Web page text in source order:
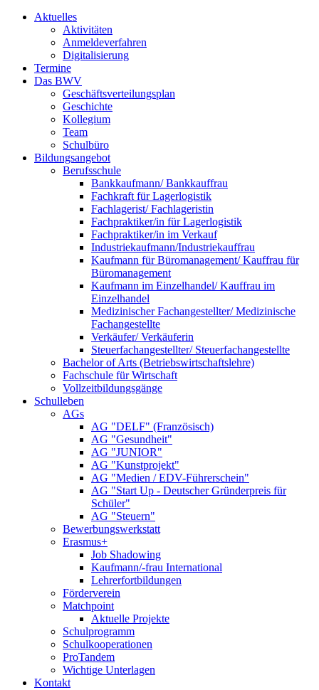
Aktuelles
Aktivitäten
Anmeldeverfahren
Digitalisierung
Termine
Das BWV
Geschäftsverteilungsplan
Geschichte
Kollegium
Team
Schulbüro
Bildungsangebot
Berufsschule
Bankkaufmann/ Bankkauffrau
Fachkraft für Lagerlogistik
Fachlagerist/ Fachlageristin
Fachpraktiker/in für Lagerlogistik
Fachpraktiker/in im Verkauf
Industriekaufmann/Industriekauffrau
Kaufmann für Büromanagement/ Kauffrau für
Büromanagement
Kaufmann im Einzelhandel/ Kauffrau im
Einzelhandel
Medizinischer Fachangestellter/ Medizinische
Fachangestellte
Verkäufer/ Verkäuferin
Steuerfachangestellter/ Steuerfachangestellte
Bachelor of Arts (Betriebswirtschaftslehre)
Fachschule für Wirtschaft
Vollzeitbildungsgänge
Schulleben
AGs
AG "DELF" (Französisch)
AG "Gesundheit"
AG "JUNIOR"
AG "Kunstprojekt"
AG "Medien / EDV-Führerschein"
AG "Start Up - Deutscher Gründerpreis für
Schüler"
AG "Steuern"
Bewerbungswerkstatt
Erasmus+
Job Shadowing
Kaufmann/-frau International
Lehrerfortbildungen
Förderverein
Matchpoint
Aktuelle Projekte
Schulprogramm
Schulkooperationen
ProTandem
Wichtige Unterlagen
Kontakt